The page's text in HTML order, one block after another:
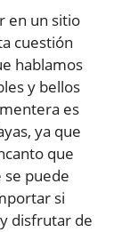
en un sitio
cuestión
hablamos
y bellos
es
ya que
que
se puede
si
disfrutar de